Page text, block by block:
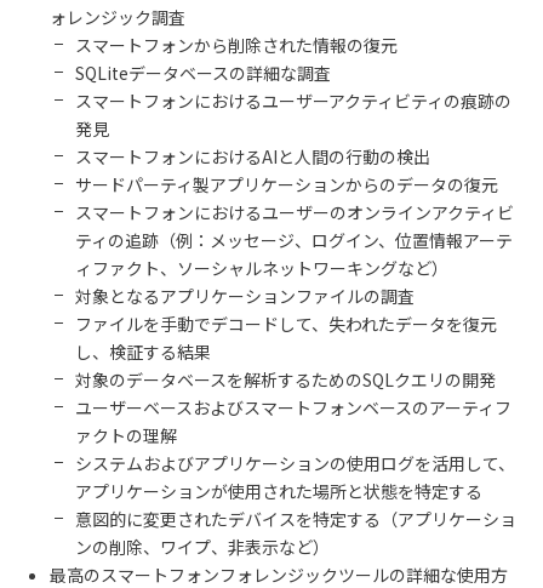
ォレンジック調査
スマートフォンから削除された情報の復元
SQLiteデータベースの詳細な調査
スマートフォンにおけるユーザーアクティビティの痕跡の
発見
スマートフォンにおけるAIと人間の行動の検出
サードパーティ製アプリケーションからのデータの復元
スマートフォンにおけるユーザーのオンラインアクティビ
ティの追跡（例：メッセージ、ログイン、位置情報アーテ
ィファクト、ソーシャルネットワーキングなど）
対象となるアプリケーションファイルの調査
ファイルを手動でデコードして、失われたデータを復元
し、検証する結果
対象のデータベースを解析するためのSQLクエリの開発
ユーザーベースおよびスマートフォンベースのアーティフ
ァクトの理解
システムおよびアプリケーションの使用ログを活用して、
アプリケーションが使用された場所と状態を特定する
意図的に変更されたデバイスを特定する（アプリケーショ
ンの削除、ワイプ、非表示など）
最高のスマートフォンフォレンジックツールの詳細な使用方